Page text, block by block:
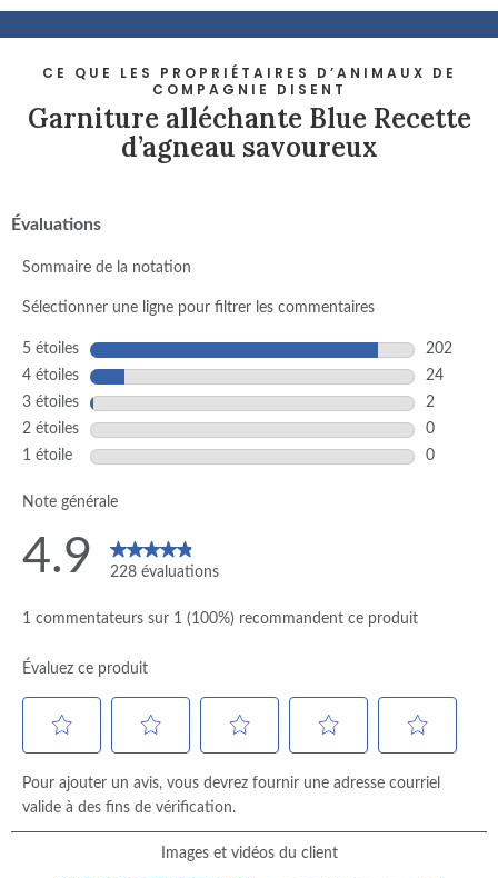
CE QUE LES PROPRIÉTAIRES D’ANIMAUX DE
COMPAGNIE DISENT
Garniture alléchante Blue Recette
d’agneau savoureux